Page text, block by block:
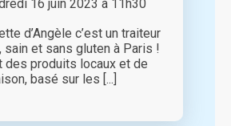
16 juin 2023 à 11h30
d’Angèle c’est un traiteur
sain et sans gluten à Paris !
des produits locaux et de
basé sur les [...]